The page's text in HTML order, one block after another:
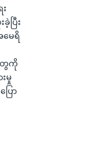
ပြီး
ေရိ
ေကို
မှု
ော